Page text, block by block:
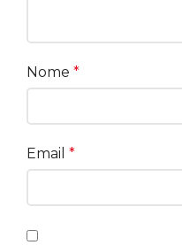
Nome *
Email *